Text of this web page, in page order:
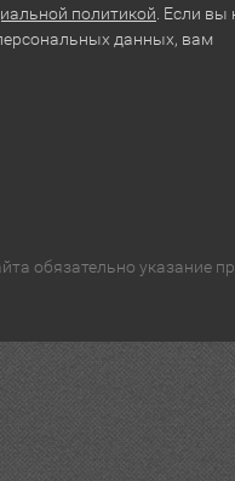
политикой. Если вы
данных, вам
обязательно указание